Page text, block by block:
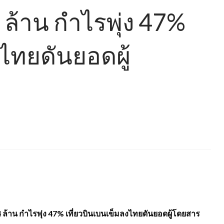
าน กำไรพุ่ง 47%
ทยดันยอดผู้
าน กำไรพุ่ง 47% เที่ยวบินเบนเข็มลงไทยดันยอดผู้โดยสาร